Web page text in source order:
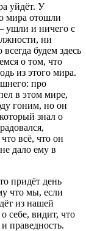
уйдёт. У
мира отошли
ушли и ничего с
ни
будем здесь
о том, что
из этого мира.
про
в этом мире,
гоним, но он
знал о
всё, что он
дало ему в
придёт день
что мы, если
из нашей
себе, видит, что
праведность.